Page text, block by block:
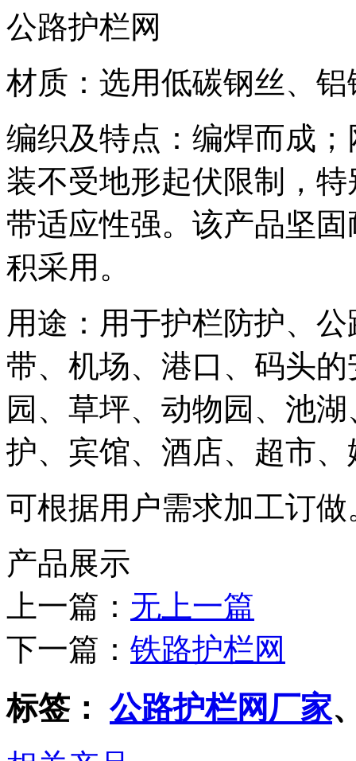
公路护栏网
材质：选用低碳钢丝、
编织及特点：编焊而成
装不受地形起伏限制，
带适应性强。该产品坚
积采用。
用途：用于护栏防护、
带、机场、港口、码头
园、草坪、动物园、池
护、宾馆、酒店、超市
可根据用户需求加工订做
产品展示
上一篇： 无上一篇
下一篇： 铁路护栏网
标签：公路护栏网厂家